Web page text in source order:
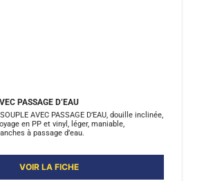
PASSAGE D’EAU
AVEC PASSAGE D’EAU, douille inclinée,
en PP et vinyl, léger, maniable,
à passage d’eau.
VOIR LA FICHE